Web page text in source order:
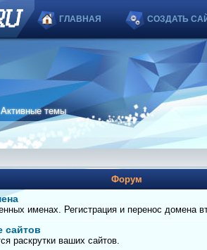
ГЛАВНАЯ СОЗДАТЬ
Активные темы
Форум
именах. Регистрация и перенос домена
сайтов
раскрутки ваших сайтов.